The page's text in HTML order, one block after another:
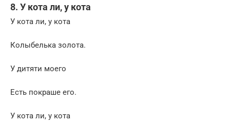
8. У кота ли, у кота
У кота ли, у кота
Колыбелька золота.
У дитяти моего
Есть покраше его.
У кота ли, у кота